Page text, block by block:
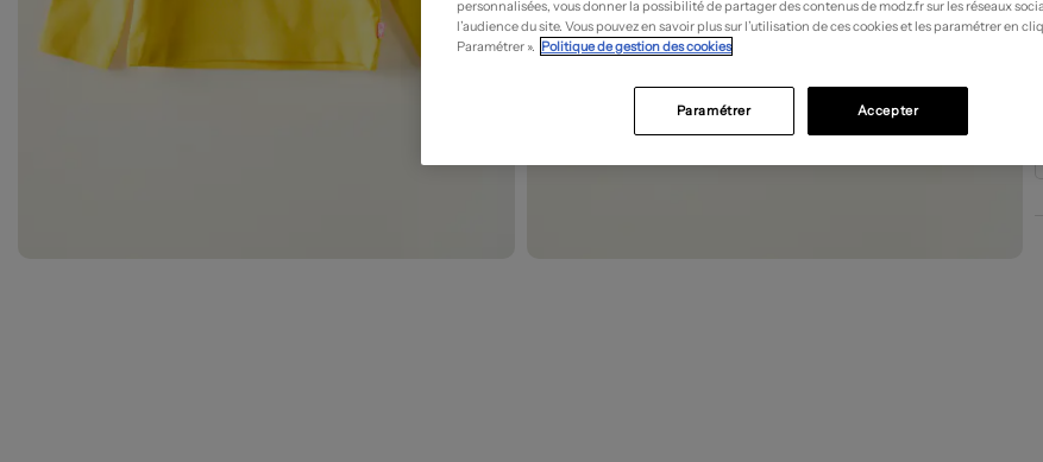
personnalisées, vous donner la possibilité de partager des contenus de modz.fr sur les réseaux
l’audience du site. Vous pouvez en savoir plus sur l’utilisation de ces cookies et les paramétrer en
Paramétrer ». Politique de gestion des cookies
Accepter
Paramétrer